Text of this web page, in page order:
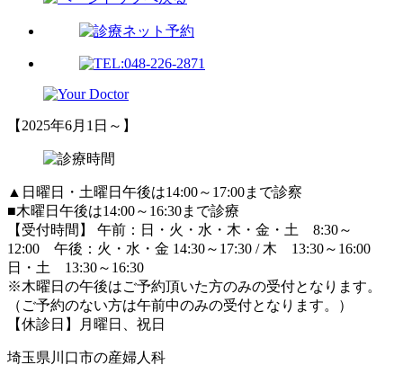
【2025年6月1日～】
▲日曜日・土曜日午後は14:00～17:00まで診察
■木曜日午後は14:00～16:30まで診療
【受付時間】 午前：日・火・水・木・金・土 8:30～
12:00 午後：火・水・金 14:30～17:30 / 木 13:30～16:00
日・土 13:30～16:30
※木曜日の午後はご予約頂いた方のみの受付となります。
（ご予約のない方は午前中のみの受付となります。）
【休診日】月曜日、祝日
埼玉県川口市の産婦人科